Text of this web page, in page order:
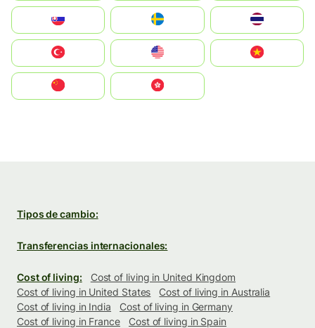
United States
中國香港特別行政區
Tipos de cambio:
Transferencias internacionales:
Cost of living:
Cost of living in United Kingdom
Cost of living in United States
Cost of living in Australia
Cost of living in India
Cost of living in Germany
Cost of living in France
Cost of living in Spain